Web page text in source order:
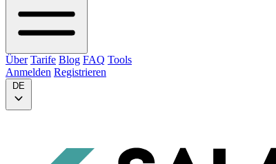
Über Tarife Blog FAQ Tools
Anmelden Registrieren
DE